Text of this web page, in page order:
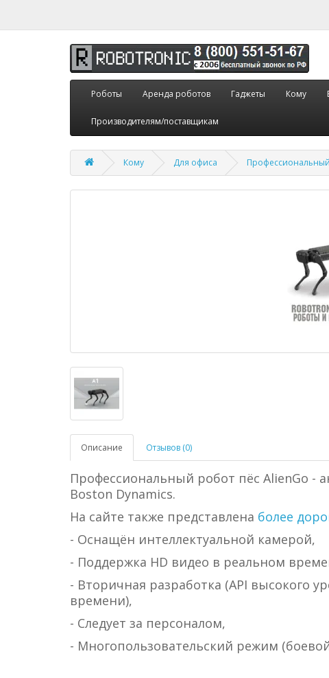
Роботы Аренда роботов Гаджеты Кому
Производителям/поставщикам
Кому Для офиса
Описание Отзывов (0)
Профессиональный робот пёс AlienGo -
Boston Dynamics.
На сайте также представлена более
- Оснащён интеллектуальной камерой,
- Поддержка HD видео в реальном
- Вторичная разработка (API высокого
времени),
- Следует за персоналом,
- Многопользовательский режим